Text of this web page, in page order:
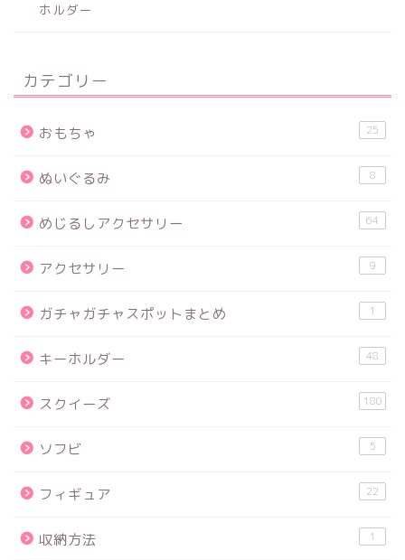
ホルダー
カテゴリー
おもちゃ 25
ぬいぐるみ 8
めじるしアクセサリー 64
アクセサリー 9
ガチャガチャスポットまとめ 1
キーホルダー 48
スクイーズ 180
ソフビ 5
フィギュア 22
収納方法 1